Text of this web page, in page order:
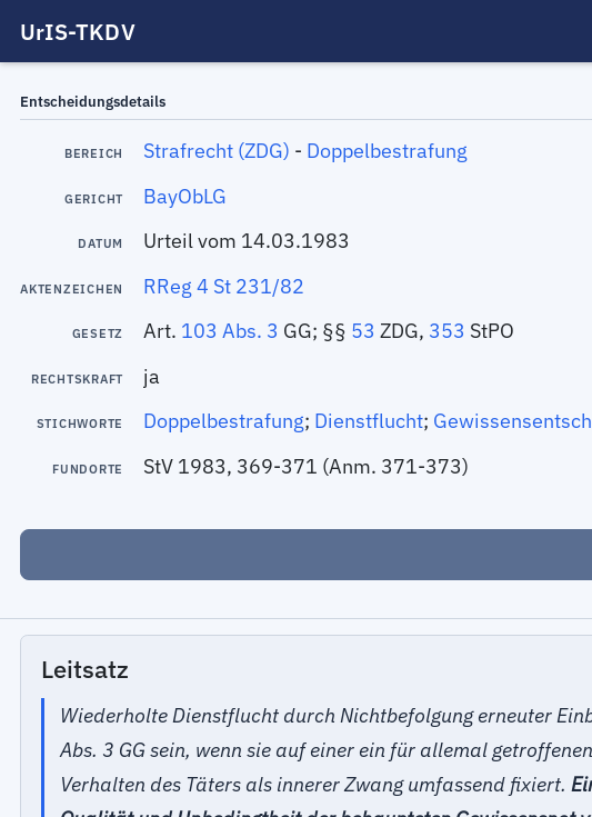
UrIS-TKDV
Entscheidungsdetails
BEREICH Strafrecht (ZDG) - Doppelbestrafung
GERICHT BayObLG
DATUM Urteil vom 14.03.1983
AKTENZEICHEN RReg 4 St 231/82
GESETZ Art. 103 Abs. 3 GG; §§ 53 ZDG, 353 StPO
RECHTSKRAFT ja
STICHWORTE Doppelbestrafung; Dienstflucht;
FUNDORTE StV 1983, 369-371 (Anm. 371-373)
Leitsatz
Wiederholte Dienstflucht durch Nichtbefolgung erneuter
Abs. 3 GG sein, wenn sie auf einer ein für allemal
Verhalten des Täters als innerer Zwang umfassend fixiert.